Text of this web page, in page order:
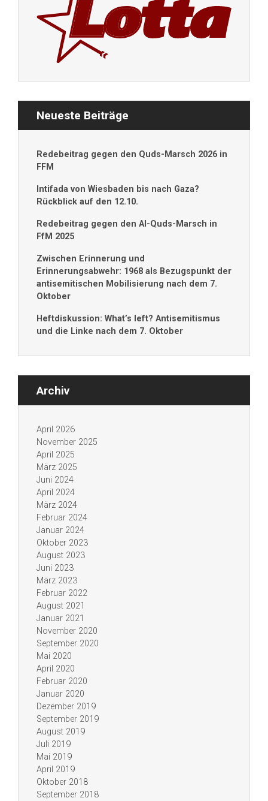
Neueste Beiträge
Redebeitrag gegen den Quds-Marsch 2026 in
FFM
Intifada von Wiesbaden bis nach Gaza?
Rückblick auf den 12.10.
Redebeitrag gegen den Al-Quds-Marsch in
FfM 2025
Zwischen Erinnerung und
Erinnerungsabwehr: 1968 als Bezugspunkt der
antisemitischen Mobilisierung nach dem 7.
Oktober
Heftdiskussion: What’s left? Antisemitismus
und die Linke nach dem 7. Oktober
Archiv
April 2026
November 2025
April 2025
März 2025
Juni 2024
April 2024
März 2024
Februar 2024
Januar 2024
Oktober 2023
August 2023
Juni 2023
März 2023
Februar 2022
August 2021
Januar 2021
November 2020
September 2020
Mai 2020
April 2020
Februar 2020
Januar 2020
Dezember 2019
September 2019
August 2019
Juli 2019
Mai 2019
April 2019
Oktober 2018
September 2018